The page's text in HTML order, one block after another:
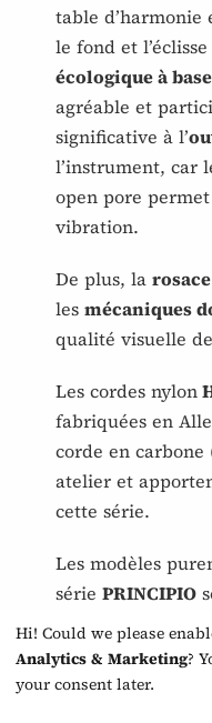
table d’harmonie
le fond et
écologique à base
agréable et
significative à l’
l’instrument, car
open pore
vibration.
De plus, la
les mécaniques
qualité visuelle
Les cordes nylon
fabriquées en
corde en carbone
atelier et
cette série.
Les modèles
série PRINCIPIO
quatre tailles
Il existe
Hi! Could we please
Analytics & Marketing?
your consent later.